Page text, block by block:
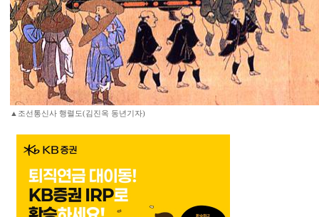
▲조선통신사 행렬도(김진옥 동년기자)